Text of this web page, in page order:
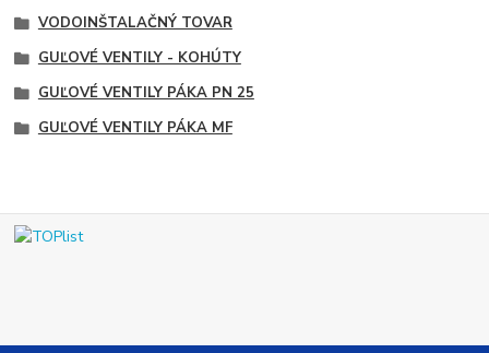
VODOINŠTALAČNÝ TOVAR
GUĽOVÉ VENTILY - KOHÚTY
GUĽOVÉ VENTILY PÁKA PN 25
GUĽOVÉ VENTILY PÁKA MF